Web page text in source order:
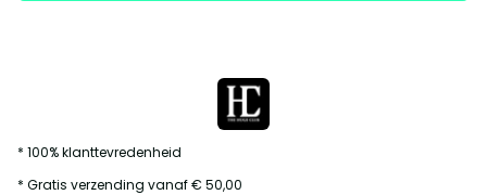
* 100% klanttevredenheid
* Gratis verzending vanaf € 50,00